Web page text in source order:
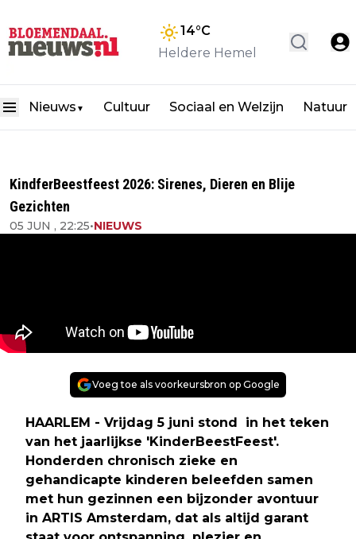
14°C
Heldere Hemel
Nieuws ▼ Cultuur Sociaal en Welzijn Natuur
KindferBeestfeest 2026: Sirenes, Dieren en Blije
Gezichten
05 JUN , 22:25•NIEUWS
Voeg toe als voorkeursbron op Google
HAARLEM - Vrijdag 5 juni stond in het teken
van het jaarlijkse 'KinderBeestFeest'.
Honderden chronisch zieke en
gehandicapte kinderen beleefden samen
met hun gezinnen een bijzonder avontuur
in ARTIS Amsterdam, dat als altijd garant